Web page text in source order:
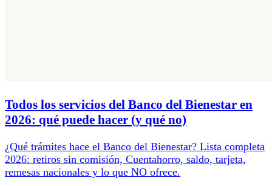
Todos los servicios del Banco del Bienestar en
2026: qué puede hacer (y qué no)
¿Qué trámites hace el Banco del Bienestar? Lista completa
2026: retiros sin comisión, Cuentahorro, saldo, tarjeta,
remesas nacionales y lo que NO ofrece.